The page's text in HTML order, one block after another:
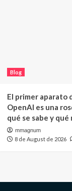
Blog
El primer aparato
OpenAI es una
qué se sabe y qué
mmagnum
8 de August de 2026